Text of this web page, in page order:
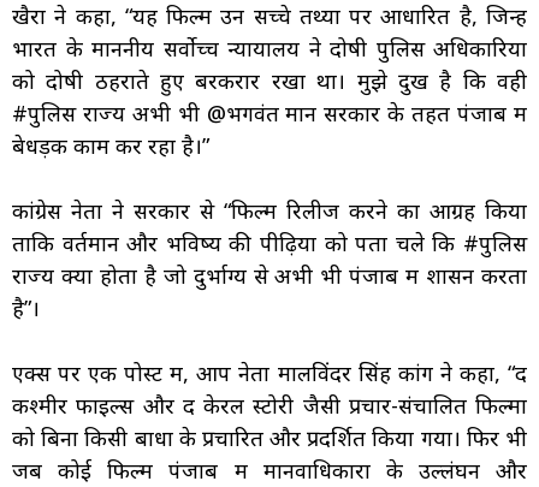
खैरा ने कहा, “यह फिल्म उन सच्चे तथ्यों पर आधारित है, जिन्हें
भारत के माननीय सर्वोच्च न्यायालय ने दोषी पुलिस अधिकारियों
को दोषी ठहराते हुए बरकरार रखा था। मुझे दुख है कि वही
#पुलिस राज्य अभी भी @भगवंत मान सरकार के तहत पंजाब में
बेधड़क काम कर रहा है।”
कांग्रेस नेता ने सरकार से “फिल्म रिलीज करने का आग्रह किया
ताकि वर्तमान और भविष्य की पीढ़ियों को पता चले कि #पुलिस
राज्य क्या होता है जो दुर्भाग्य से अभी भी पंजाब में शासन करता
है”।
एक्स पर एक पोस्ट में, आप नेता मालविंदर सिंह कांग ने कहा, “द
कश्मीर फाइल्स और द केरल स्टोरी जैसी प्रचार-संचालित फिल्मों
को बिना किसी बाधा के प्रचारित और प्रदर्शित किया गया। फिर भी
जब कोई फिल्म पंजाब में मानवाधिकारों के उल्लंघन और